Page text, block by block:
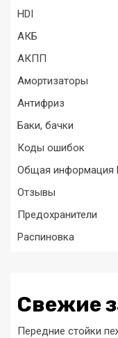
HDI
АКБ
АКПП
Амортизаторы
Антифриз
Баки, бачки
Коды ошибок
Общая информация
Отзывы
Предохранители
Распиновка
Свежие
Передние стойки